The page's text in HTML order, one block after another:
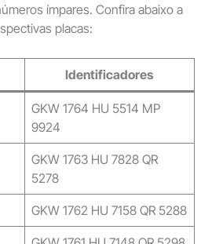
ímpares. Confira abaixo a
placas:
Identificadores
GKW 1764 HU 5514 MP
9924
GKW 1763 HU 7828 QR
5278
GKW 1762 HU 7158 QR 5288